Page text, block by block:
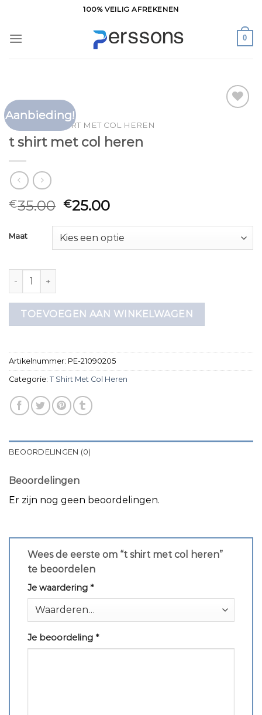
inhoud
100% VEILIG AFREKENEN
0
Aanbieding!
HOME T SHIRT MET COL HEREN
t shirt met col heren
€35.00 €25.00
Maat
t shirt met col heren aantal
TOEVOEGEN AAN WINKELWAGEN
Artikelnummer: PE-21090205
Categorie: T Shirt Met Col Heren
BEOORDELINGEN (0)
Beoordelingen
Er zijn nog geen beoordelingen.
Wees de eerste om “t shirt met col heren”
te beoordelen
Je waardering *
Je beoordeling *